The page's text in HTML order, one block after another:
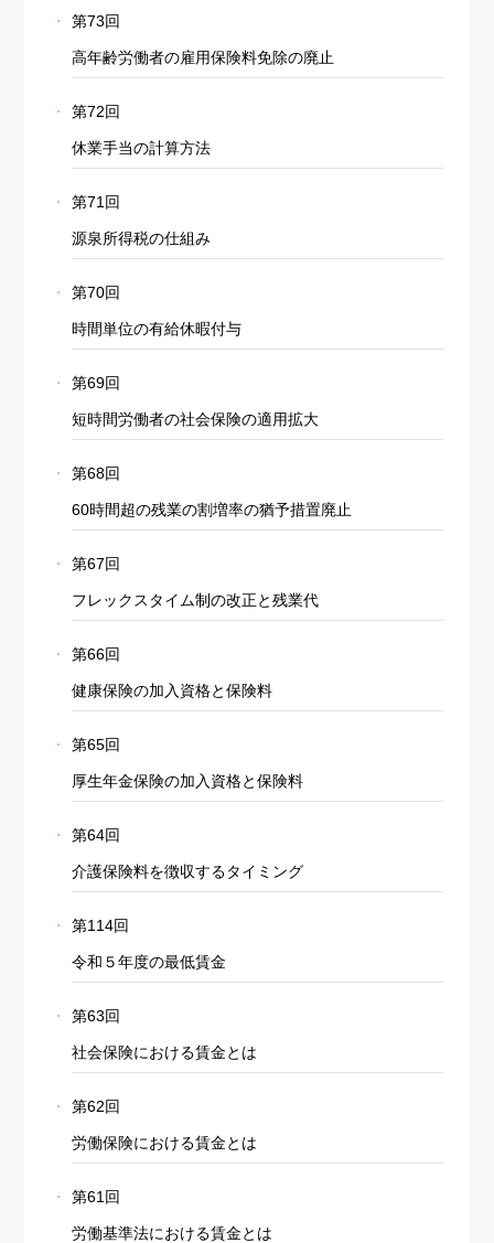
第73回
高年齢労働者の雇用保険料免除の廃止
第72回
休業手当の計算方法
第71回
源泉所得税の仕組み
第70回
時間単位の有給休暇付与
第69回
短時間労働者の社会保険の適用拡大
第68回
60時間超の残業の割増率の猶予措置廃止
第67回
フレックスタイム制の改正と残業代
第66回
健康保険の加入資格と保険料
第65回
厚生年金保険の加入資格と保険料
第64回
介護保険料を徴収するタイミング
第114回
令和５年度の最低賃金
第63回
社会保険における賃金とは
第62回
労働保険における賃金とは
第61回
労働基準法における賃金とは